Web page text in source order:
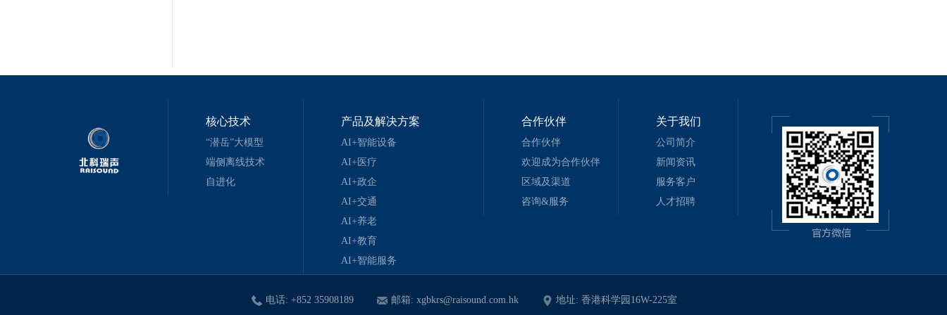
核心技术
“潜岳”大模型
端侧离线技术
自进化
产品及解决方案
AI+智能设备
AI+医疗
AI+政企
AI+交通
AI+养老
AI+教育
AI+智能服务
合作伙伴
合作伙伴
欢迎成为合作伙伴
区域及渠道
咨询&服务
关于我们
公司简介
新闻资讯
服务客户
人才招聘
电话: +852 35908189 邮箱: xgbkrs@raisound.com.hk 地址: 香港科学园16W-225室